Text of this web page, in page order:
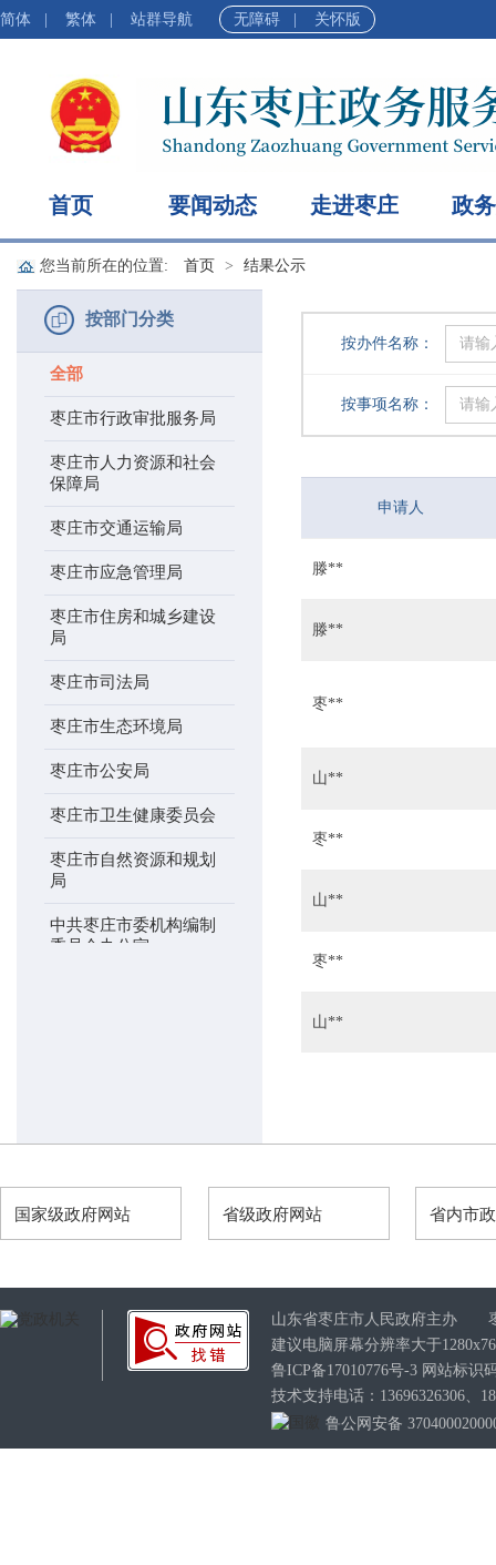
简体 繁体 站群导航 无障碍 关怀版
首页 要闻动态 走进枣庄 政
您当前所在的位置: 首页 结果公示
按部门分类
全部
枣庄市行政审批服务局
枣庄市人力资源和社会
保障局
枣庄市交通运输局
枣庄市应急管理局
枣庄市住房和城乡建设
局
枣庄市司法局
枣庄市生态环境局
枣庄市公安局
枣庄市卫生健康委员会
枣庄市自然资源和规划
局
中共枣庄市委机构编制
委员会办公室
枣庄市人民防空办公室
按办件名称：
按事项名称：
申请人
滕**
滕**
枣**
山**
枣**
山**
枣**
山**
国家级政府网站 省级政府网站 省内市
山东省枣庄市人民政府主办
建议电脑屏幕分辨率大于
鲁ICP备17010776号-3 网站标识
技术支持电话：13696326306、
鲁公网安备